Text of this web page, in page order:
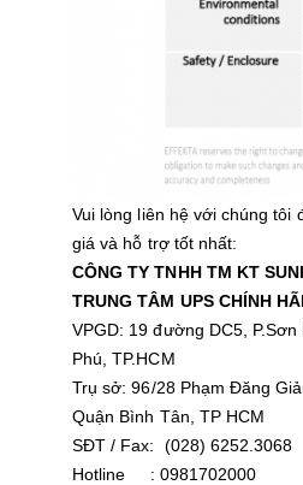
Vui lòng liên hệ với chúng tôi
giá và hỗ trợ tốt nhất:
CÔNG TY TNHH TM KT
TRUNG TÂM UPS CHÍNH
VPGD: 19 đường DC5, P.Sơn
Phú, TP.HCM
Trụ sở: 96/28 Phạm Đăng
Quận Bình Tân, TP HCM
SĐT / Fax: (028) 6252.3068
Hotline : 0981702000